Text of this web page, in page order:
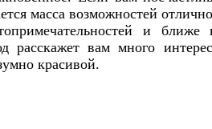
масса возможностей
и ближе
расскажет вам много
красивой.